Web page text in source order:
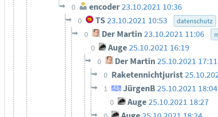
0 encoder23.10.2021 10:36
0 TS23.10.2021 10:53 datenschutz
0 Der Martin23.10.2021 11:06
0 Auge25.10.2021 16:19
0 Der Martin 25.10.2021 17:11
0 Raketennichtjurist
1 JürgenB25.10.2021 18:04
0 Auge25.10.2021 18:27